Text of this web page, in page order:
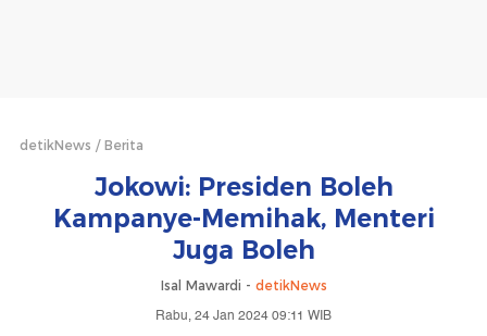
detikNews Berita
Jokowi: Presiden Boleh
Kampanye-Memihak, Menteri
Juga Boleh
Isal Mawardi - detikNews
Rabu, 24 Jan 2024 09:11 WIB